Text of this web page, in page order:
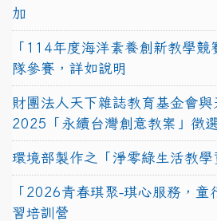
加
「114年度海洋素養創新教學競
隊參賽，詳如說明
財團法人天下雜誌教育基金會與
2025「永續台灣創意教案」徵
環境部製作之「淨零綠生活教學
「2026青春琪聚-琪心服務，童
習培訓營